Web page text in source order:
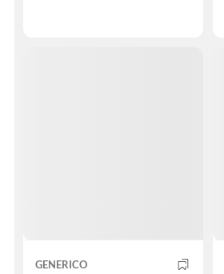
GENERICO